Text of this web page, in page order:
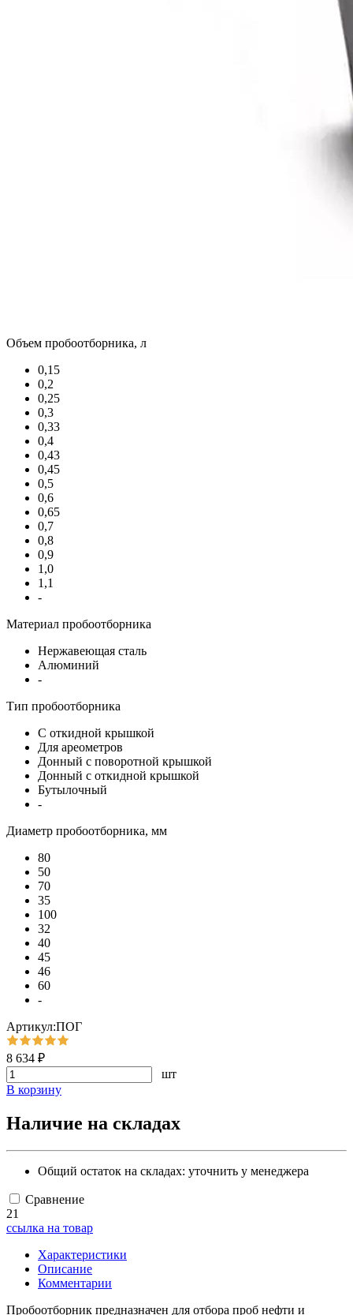
Объем пробоотборника, л
0,15
0,2
0,25
0,3
0,33
0,4
0,43
0,45
0,5
0,6
0,65
0,7
0,8
0,9
1,0
1,1
-
Материал пробоотборника
Нержавеющая сталь
Алюминий
-
Тип пробоотборника
С откидной крышкой
Для ареометров
Донный с поворотной крышкой
Донный с откидной крышкой
Бутылочный
-
Диаметр пробоотборника, мм
80
50
70
35
100
32
40
45
46
60
-
Артикул:ПОГ
8 634 ₽
шт
В корзину
Наличие на складах
Общий остаток на складах: уточнить у менеджера
Сравнение
21
ссылка на товар
Характеристики
Описание
Комментарии
Пробоотборник предназначен для отбора проб нефти и